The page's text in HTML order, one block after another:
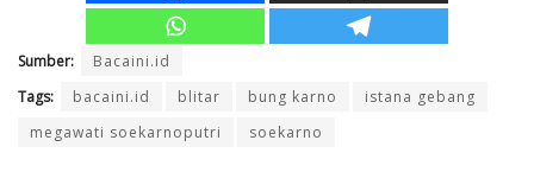
Sumber:
Bacaini.id
Tags:
bacaini.id blitar bung karno
istana gebang
megawati soekarnoputri
soekarno